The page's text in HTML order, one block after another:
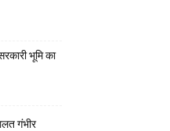
भूमि का
गंभीर